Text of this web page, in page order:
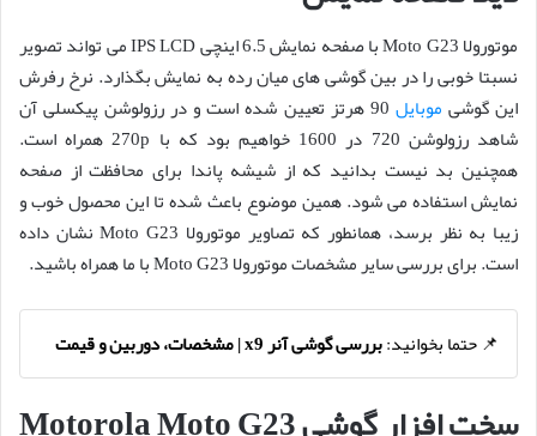
موتورولا Moto G23 با صفحه نمایش 6.5 اینچی IPS LCD می تواند تصویر
نسبتا خوبی را در بین گوشی های میان رده به نمایش بگذارد. نرخ رفرش
این گوشی موبایل
90 هرتز تعیین شده است و در رزولوشن پیکسلی آن
شاهد رزولوشن 720 در 1600 خواهیم بود که با 270p همراه است.
همچنین بد نیست بدانید که از شیشه پاندا برای محافظت از صفحه
نمایش استفاده می شود. همین موضوع باعث شده تا این محصول خوب و
زیبا به نظر برسد، همانطور که تصاویر موتورولا Moto G23 نشان داده
است. برای بررسی سایر مشخصات موتورولا Moto G23 با ما همراه باشید.
📌 حتما بخوانید:بررسی گوشی آنر x9 | مشخصات، دوربین و قیمت